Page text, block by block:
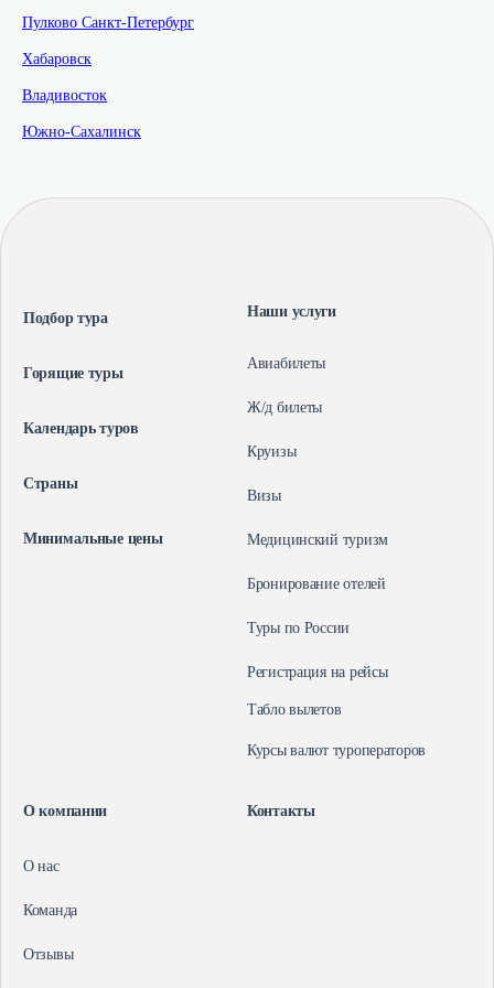
Пулково Санкт-Петербург
Хабаровск
Владивосток
Южно-Сахалинск
Подбор тура
Горящие туры
Календарь туров
Страны
Минимальные цены
Наши услуги
Авиабилеты
Ж/д билеты
Круизы
Визы
Медицинский туризм
Бронирование отелей
Туры по России
Регистрация на рейсы
Табло вылетов
Курсы валют туроператоров
О компании
О нас
Команда
Отзывы
Контакты